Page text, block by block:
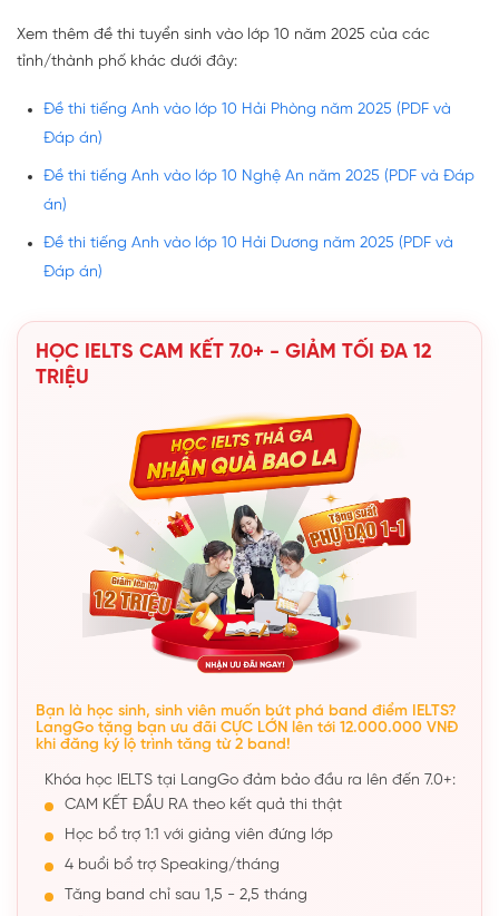
Xem thêm đề thi tuyển sinh vào lớp 10 năm 2025 của các
tỉnh/thành phố khác dưới đây:
Đề thi tiếng Anh vào lớp 10 Hải Phòng năm 2025 (PDF và
Đáp án)
Đề thi tiếng Anh vào lớp 10 Nghệ An năm 2025 (PDF và Đáp
án)
Đề thi tiếng Anh vào lớp 10 Hải Dương năm 2025 (PDF và
Đáp án)
HỌC IELTS CAM KẾT 7.0+ - GIẢM TỐI ĐA 12
TRIỆU
Bạn là học sinh, sinh viên muốn bứt phá band điểm IELTS?
LangGo tặng bạn ưu đãi CỰC LỚN lên tới 12.000.000 VNĐ
khi đăng ký lộ trình tăng từ 2 band!
Khóa học IELTS tại LangGo đảm bảo đầu ra lên đến 7.0+:
CAM KẾT ĐẦU RA theo kết quả thi thật
Học bổ trợ 1:1 với giảng viên đứng lớp
4 buổi bổ trợ Speaking/tháng
Tăng band chỉ sau 1,5 - 2,5 tháng